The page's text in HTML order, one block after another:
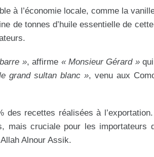
à l’économie locale, comme la
de tonnes d’huile essentielle de
», affirme « Monsieur Gérard »qui
grand sultan blanc », venu aux
des recettes réalisées à
mais cruciale pour les importateurs
Alnour Assik.